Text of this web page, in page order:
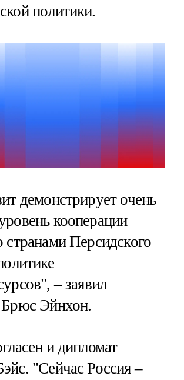
политики.
демонстрирует очень
кооперации
странами Персидского
– заявил
Брюс Эйнхон.
и дипломат
"Сейчас Россия –